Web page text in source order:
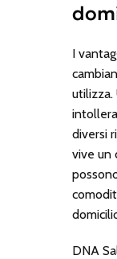
I
utilizza.
diversi
vive un
DNA